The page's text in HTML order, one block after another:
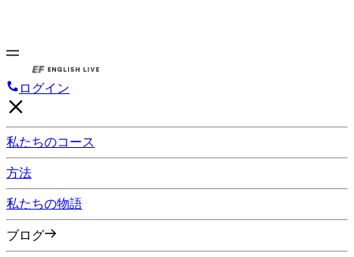
ログイン
私たちのコース
方法
私たちの物語
ブログ